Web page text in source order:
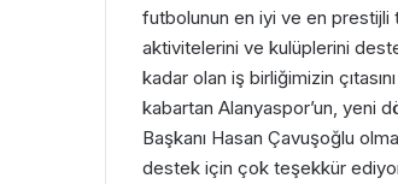
futbolunun en iyi ve en prestijli
aktivitelerini ve kulüplerini
kadar olan iş birliğimizin
kabartan Alanyaspor’un, yeni
Başkanı Hasan Çavuşoğlu
destek için çok teşekkür